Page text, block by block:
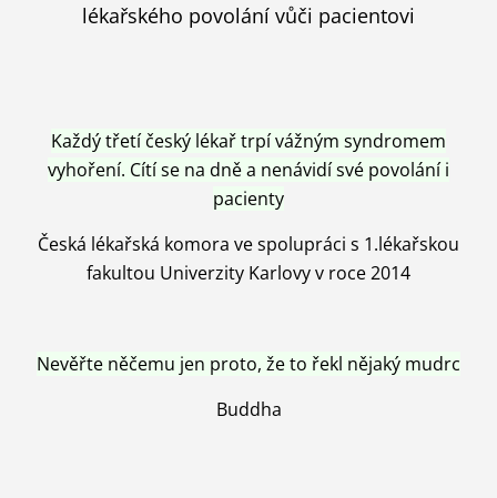
lékařského povolání vůči pacientovi
Každý třetí český lékař trpí vážným syndromem
vyhoření. Cítí se na dně a nenávidí své povolání i
pacienty
Česká lékařská komora ve spolupráci s 1.lékařskou
fakultou Univerzity Karlovy v roce 2014
Nevěřte něčemu jen proto, že to řekl nějaký mudrc
Buddha